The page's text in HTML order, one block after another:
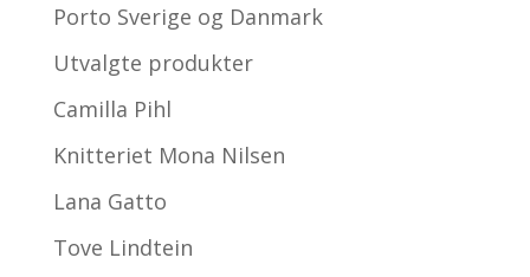
Porto Sverige og Danmark
Utvalgte produkter
Camilla Pihl
Knitteriet Mona Nilsen
Lana Gatto
Tove Lindtein